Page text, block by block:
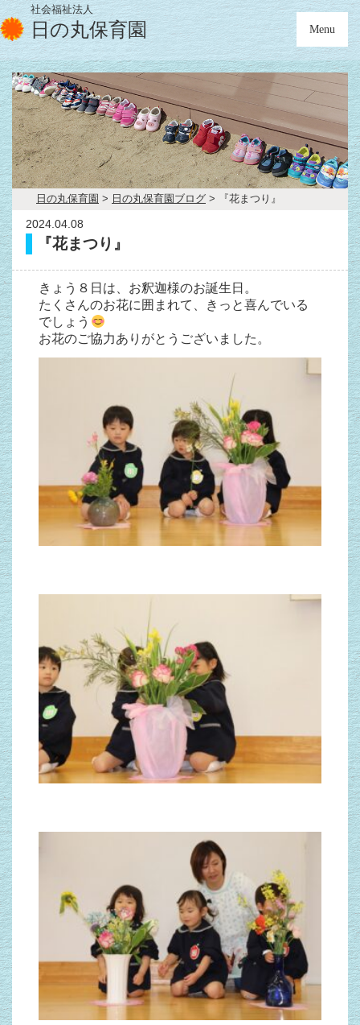
社会福祉法人
日の丸保育園 Menu
日の丸保育園 > 日の丸保育園ブログ > 『花まつり』
2024.04.08
『花まつり』
きょう８日は、お釈迦様のお誕生日。
たくさんのお花に囲まれて、きっと喜んでいる
でしょう
お花のご協力ありがとうございました。